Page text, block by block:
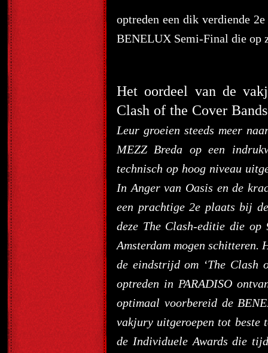
optreden een dik verdiende
BENELUX Semi-Final die op
Het oordeel van de
Clash of the Cover
Leur groeien steeds meer
MEZZ Breda op een
technisch op hoog niveau
In Anger van Oasis en de
een prachtige 2e plaats bij
deze The Clash-editie die
Amsterdam mogen
de eindstrijd om ‘The Clash
optreden in PARADISO
optimaal voorbereid de
vakjury uitgeroepen tot beste
de Individuele Awards die